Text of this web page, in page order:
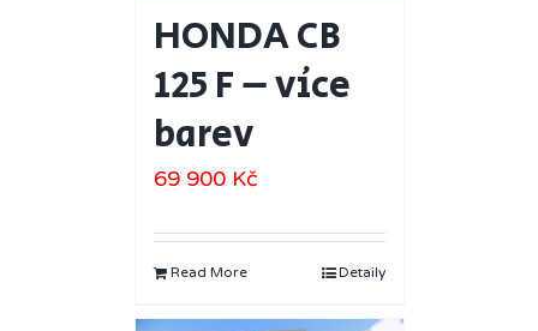
HONDA CB
125 F – více
barev
69 900 Kč
Read More Detaily